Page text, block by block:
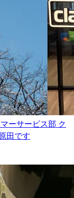
ーサービス部 ク
田です